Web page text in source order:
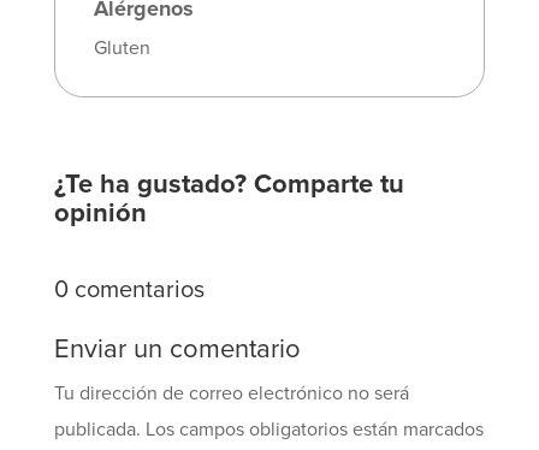
Alérgenos
Gluten
¿Te ha gustado? Comparte tu
opinión
0 comentarios
Enviar un comentario
Tu dirección de correo electrónico no será
publicada. Los campos obligatorios están marcados